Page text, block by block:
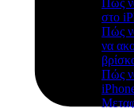
Πώς
στο
Πώς
να
Πώς